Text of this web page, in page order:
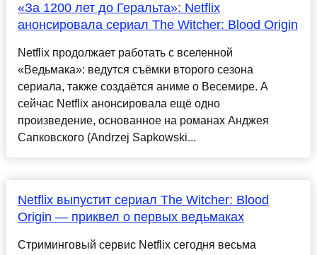
«За 1200 лет до Геральта»: Netflix
анонсировала сериал The Witcher: Blood Origin
Netflix продолжает работать с вселенной
«Ведьмака»: ведутся съёмки второго сезона
сериала, также создаётся аниме о Весемире. А
сейчас Netflix анонсировала ещё одно
произведение, основанное на романах Анджея
Сапковского (Andrzej Sapkowski...
Netflix выпустит сериал The Witcher: Blood
Origin — приквел о первых ведьмаках
Стриминговый сервис Netflix сегодня весьма